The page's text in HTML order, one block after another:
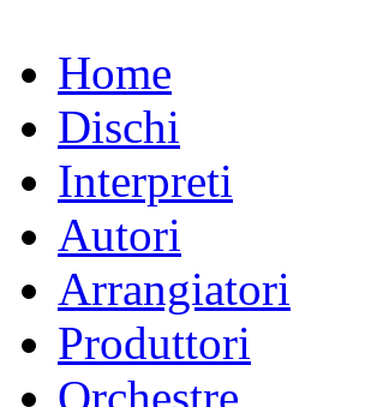
Home
Dischi
Interpreti
Autori
Arrangiatori
Produttori
Orchestre